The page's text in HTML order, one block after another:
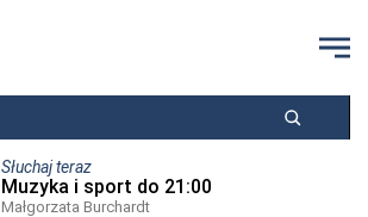
Słuchaj teraz
Muzyka i sport do 21:00
Małgorzata Burchardt